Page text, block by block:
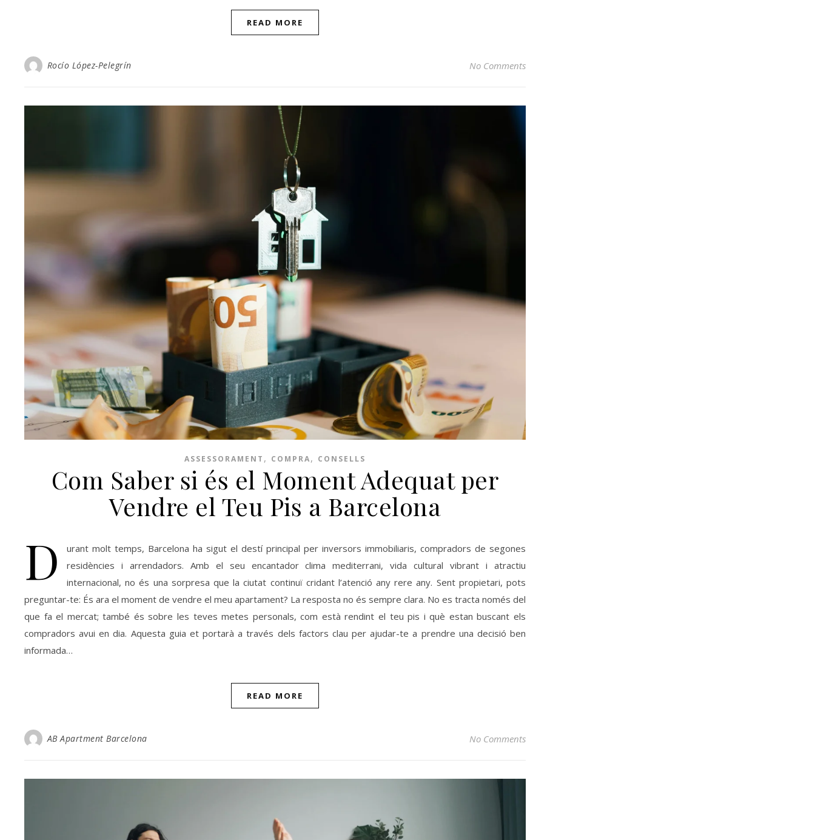
READ MORE
Rocío López-Pelegrín No Comments
ASSESSORAMENT , COMPRA, CONSELLS
Com Saber si és el Moment Adequat per
Vendre el Teu Pis a Barcelona
D
urant molt temps, Barcelona ha sigut el destí principal per inversors immobiliaris, compradors de segones
residències i arrendadors. Amb el seu encantador clima mediterrani, vida cultural vibrant i atractiu
internacional, no és una sorpresa que la ciutat continuï cridant l’atenció any rere any. Sent propietari, pots
preguntar-te: És ara el moment de vendre el meu apartament? La resposta no és sempre clara. No es tracta només del
que fa el mercat; també és sobre les teves metes personals, com està rendint el teu pis i què estan buscant els
compradors avui en dia. Aquesta guia et portarà a través dels factors clau per ajudar-te a prendre una decisió ben
informada…
READ MORE
AB Apartment Barcelona No Comments